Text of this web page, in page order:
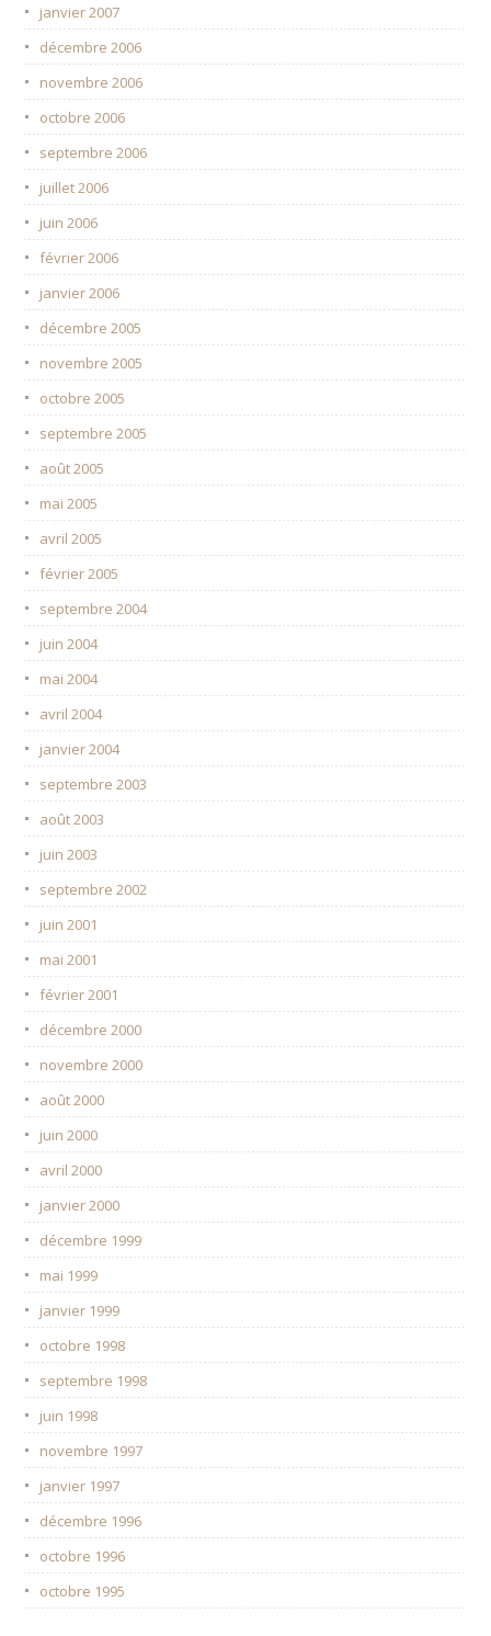
janvier 2007
décembre 2006
novembre 2006
octobre 2006
septembre 2006
juillet 2006
juin 2006
février 2006
janvier 2006
décembre 2005
novembre 2005
octobre 2005
septembre 2005
août 2005
mai 2005
avril 2005
février 2005
septembre 2004
juin 2004
mai 2004
avril 2004
janvier 2004
septembre 2003
août 2003
juin 2003
septembre 2002
juin 2001
mai 2001
février 2001
décembre 2000
novembre 2000
août 2000
juin 2000
avril 2000
janvier 2000
décembre 1999
mai 1999
janvier 1999
octobre 1998
septembre 1998
juin 1998
novembre 1997
janvier 1997
décembre 1996
octobre 1996
octobre 1995